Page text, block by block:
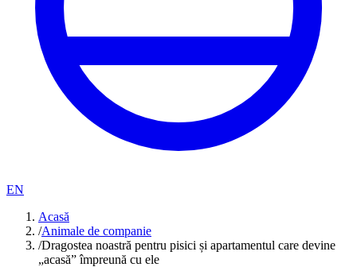
EN
Acasă
/Animale de companie
/Dragostea noastră pentru pisici și apartamentul care devine
„acasă” împreună cu ele